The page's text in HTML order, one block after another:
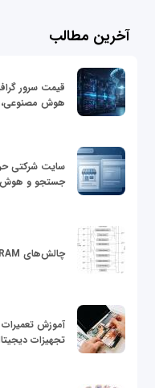
آخرین مطالب
هوش مصنوعی،
سایت شرکتی
جستجو و
چالش‌های RAM در Workloadهای محاسباتی HPC
آموزش تعمیرات
تجهیزات